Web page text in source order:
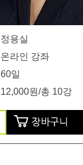
정용실
온라인 강좌
60일
12,000원/총 10강